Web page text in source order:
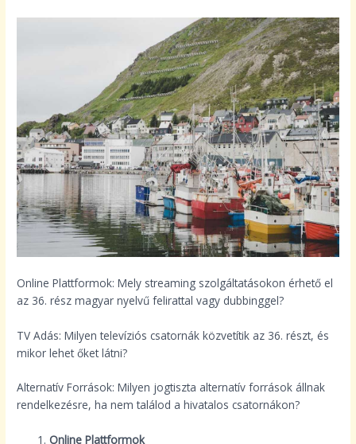
Online Plattformok: Mely streaming szolgáltatásokon érhető el
az 36. rész magyar nyelvű felirattal vagy dubbinggel?
TV Adás: Milyen televíziós csatornák közvetítik az 36. részt, és
mikor lehet őket látni?
Alternatív Források: Milyen jogtiszta alternatív források állnak
rendelkezésre, ha nem találod a hivatalos csatornákon?
Online Plattformok